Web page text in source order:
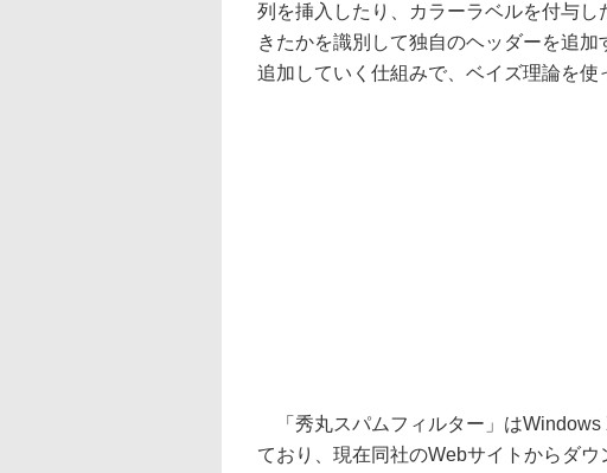
列を挿入したり、カラーラベルを付与
きたかを識別して独自のヘッダーを追加
追加していく仕組みで、ベイズ理論を使
「秀丸スパムフィルター」はWindows
ており、現在同社のWebサイトからダ